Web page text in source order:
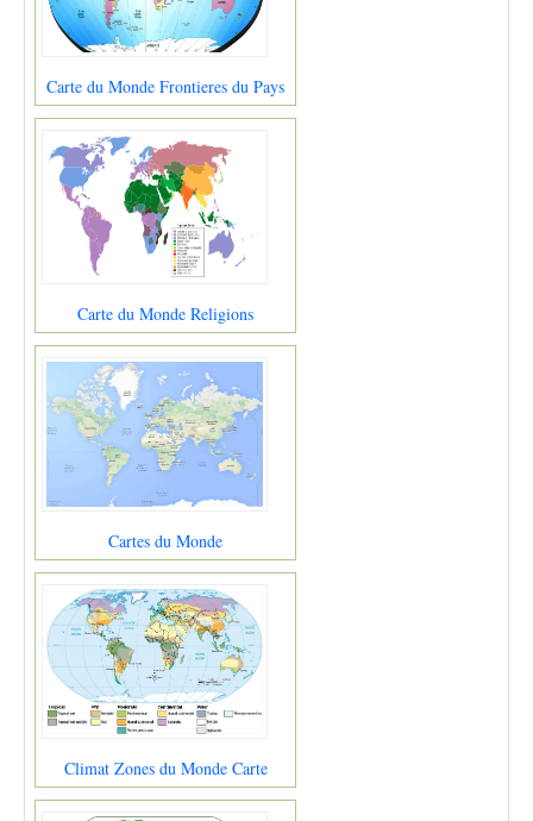
Carte du Monde Frontieres du Pays
Carte du Monde Religions
Cartes du Monde
Climat Zones du Monde Carte